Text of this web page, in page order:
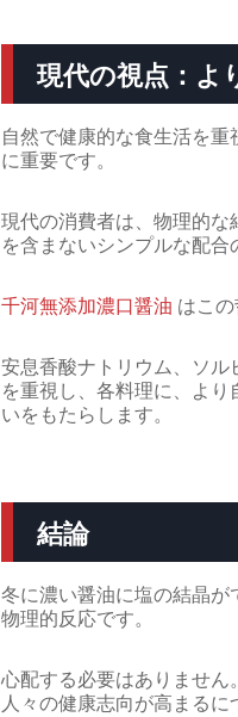
現代の視点：よ
自然で健康的な食生活を
に重要です。
現代の消費者は、物理的
を含まないシンプルな配合
千河無添加濃口醤油 はこ
安息香酸ナトリウム、ソ
を重視し、各料理に、よ
いをもたらします。
結論
冬に濃い醤油に塩の結晶
物理的反応です。
心配する必要はありません
人々の健康志向が高まるに